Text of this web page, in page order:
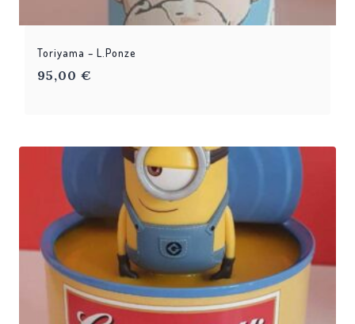
Toriyama – L.Ponze
95,00 €